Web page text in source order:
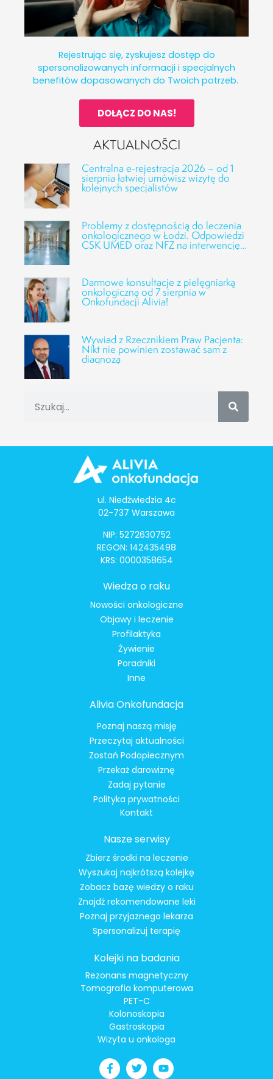
Rejestrując się, zyskujesz dostęp do
spersonalizowanych informacji i specjalnych
benefitów dopasowanych do Twoich potrzeb.
DOŁĄCZ DO NAS!
AKTUALNOŚCI
Centralna e-rejestracja 2026 – od 1
sierpnia łatwiej umówisz wizytę do
kolejnych specjalistów
Problemy z dostępnością do leczenia
onkologicznego w Łodzi. Odpowiedzi
CSK UMED oraz NFZ na interwencję
Darmowe konsultacje z pielęgniarką
onkologiczną od 7 sierpnia w
Onkofundacji Alivia!
Wywiad z Rzecznikiem Praw Pacjenta:
Nikt nie powinien zostawać sam z
diagnozą
ul. Niedźwiedzia 4c
02-737 Warszawa
NIP: 5272630752
REGON: 142435498
KRS: 0000358654
Wiedza o raku
Nowości onkologiczne
Objawy i leczenie
Profilaktyka
Żywienie
Poradniki
Inne
Alivia Onkofundacja
Poznaj naszą misję
Przeczytaj aktualności
Zostań Podopiecznym
Przekaż darowiznę
Zadaj pytanie
Polityka prywatności
Kontakt
Nasze serwisy
Zbierz środki na leczenie
Wyszukaj najkrótszą kolejkę
Zobacz bazę wiedzy o raku
Znajdź rekomendowane leki
Poznaj przyjaznego lekarza
Spersonalizuj terapię
Kolejki na badania
Rezonans magnetyczny
Tomografia komputerowa
PET-C
Kolonoskopia
Gastroskopia
Wizyta u onkologa